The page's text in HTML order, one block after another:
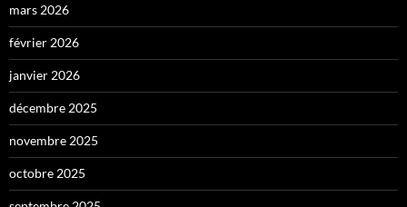
mars 2026
février 2026
janvier 2026
décembre 2025
novembre 2025
octobre 2025